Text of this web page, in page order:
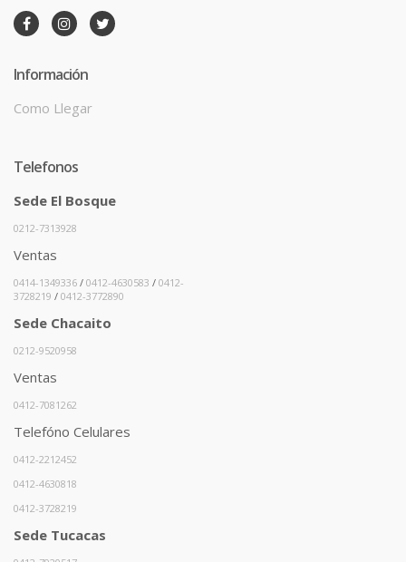
Información
Como Llegar
Telefonos
Sede El Bosque
0212-7313928
Ventas
0414-1349336 / 0412-4630583 / 0412-
3728219 / 0412-3772890
Sede Chacaito
0212-9520958
Ventas
0412-7081262
Telefóno Celulares
0412-2212452
0412-4630818
0412-3728219
Sede Tucacas